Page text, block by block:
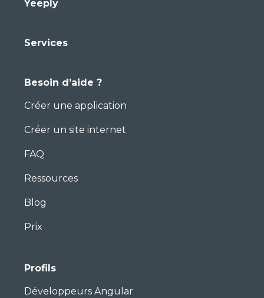
Yeeply
Services
Besoin d’aide ?
Créer une application
Créer un site internet
FAQ
Ressources
Blog
Prix
Profils
Développeurs Angular